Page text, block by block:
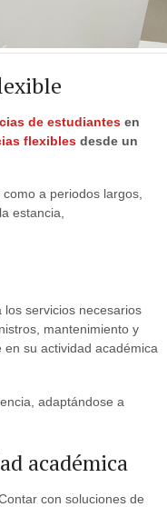
de estudiantes en
flexibles desde un
a periodos largos,
estancia,
servicios necesarios
mantenimiento y
su actividad académica
adaptándose a
académica
con soluciones de